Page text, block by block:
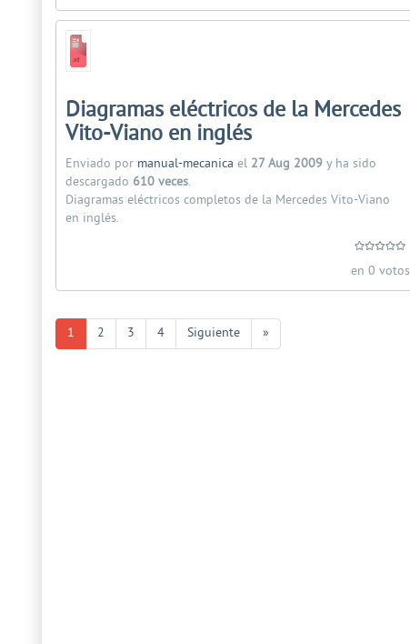
Diagramas eléctricos de la Mercedes
Vito-Viano en inglés
Enviado por manual-mecanica el 27 Aug 2009y ha sido
descargado 610 veces.
Diagramas eléctricos completos de la Mercedes Vito-Viano
en inglés.
en 0 votos
1 2 3 4 Siguiente »